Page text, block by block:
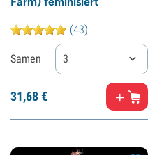
(43)
Samen 3
31,68€